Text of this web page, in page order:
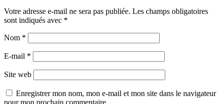
Votre adresse e-mail ne sera pas publiée. Les champs obligatoires
sont indiqués avec *
Nom *
E-mail *
Site web
Enregistrer mon nom, mon e-mail et mon site dans le navigateur
pour mon prochain commentaire.